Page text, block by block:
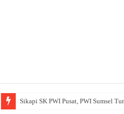
Sikapi SK PWI Pusat, PWI Sumsel